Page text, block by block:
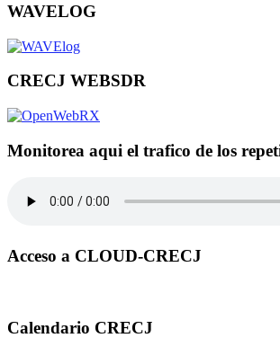
WAVELOG
CRECJ WEBSDR
Monitorea aqui el trafico de los
Acceso a CLOUD-CRECJ
Calendario CRECJ